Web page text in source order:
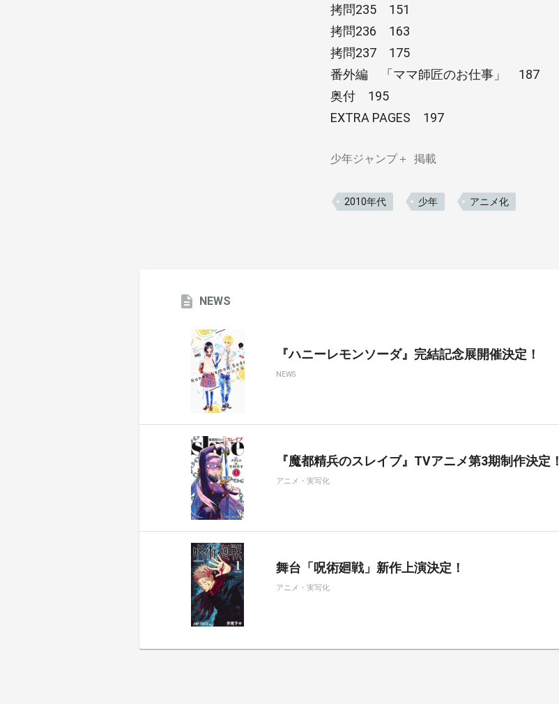
拷問235 151
拷問236 163
拷問237 175
番外編 「ママ師匠のお仕事」 187
奥付 195
EXTRA PAGES 197
少年ジャンプ＋ 掲載
2010年代 少年 アニメ化
NEWS
『ハニーレモンソーダ』完結記念展開催決定！
NEWS
『魔都精兵のスレイブ』TVアニメ第3期制作決定！
アニメ・実写化
舞台「呪術廻戦」新作上演決定！
アニメ・実写化